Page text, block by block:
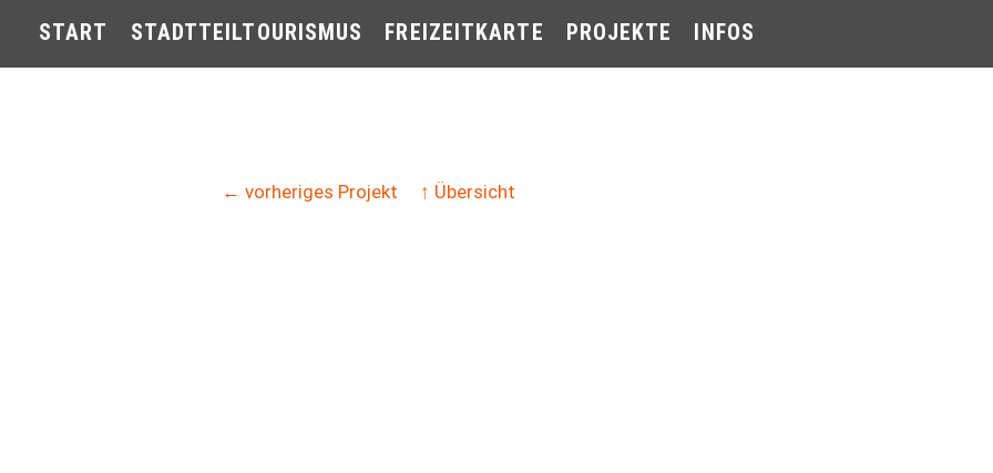
START STADTTEILTOURISMUS FREIZEITKARTE PROJEKTE INFOS
← vorheriges Projekt ↑ Übersicht